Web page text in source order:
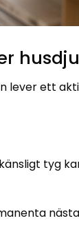
lever ett
tyg